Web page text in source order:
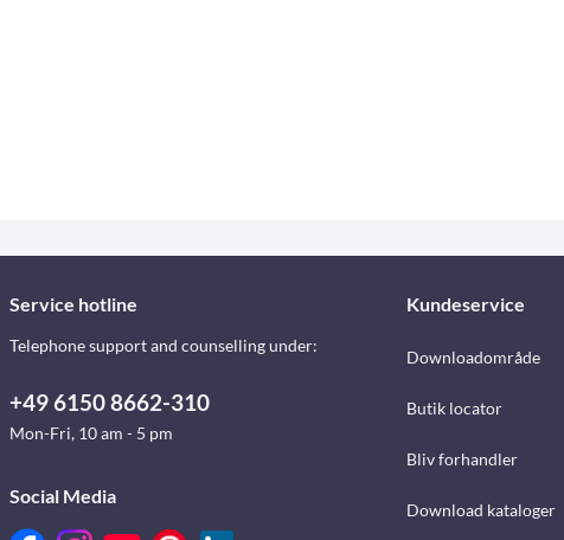
Service hotline
Telephone support and counselling under:
+49 6150 8662-310
Mon-Fri, 10 am - 5 pm
Social Media
Kundeservice
Downloadområde
Butik locator
Bliv forhandler
Download kataloger